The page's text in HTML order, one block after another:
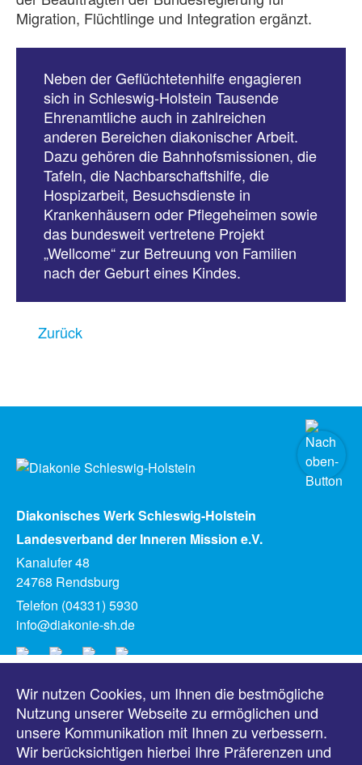
Migration, Flüchtlinge und Integration ergänzt.
Neben der Geflüchtetenhilfe engagieren
sich in Schleswig-Holstein Tausende
Ehrenamtliche auch in zahlreichen
anderen Bereichen diakonischer Arbeit.
Dazu gehören die Bahnhofsmissionen, die
Tafeln, die Nachbarschaftshilfe, die
Hospizarbeit, Besuchsdienste in
Krankenhäusern oder Pflegeheimen sowie
das bundesweit vertretene Projekt
„Wellcome“ zur Betreuung von Familien
nach der Geburt eines Kindes.
Zurück
Diakonisches Werk Schleswig-Holstein
Landesverband der Inneren Mission e.V.
Kanalufer 48
24768 Rendsburg
Telefon (04331) 5930
info@diakonie-sh.de
Meldungen
Veranstaltungen
Wir nutzen Cookies, um Ihnen die bestmögliche
Nutzung unserer Webseite zu ermöglichen und
unsere Kommunikation mit Ihnen zu verbessern.
Wir berücksichtigen hierbei Ihre Präferenzen und